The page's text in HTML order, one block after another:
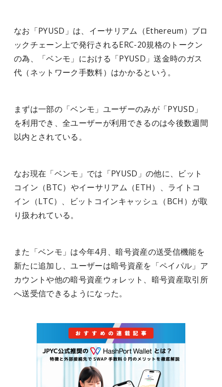
なお「PYUSD」は、イーサリアム（Ethereum）ブロ
ックチェーン上で発行されるERC-20規格のトークン
の為、「ベンモ」における「PYUSD」送金時のガス
代（ネットワーク手数料）はかかるという。
まずは一部の「ベンモ」ユーザーのみが「PYUSD」
を利用でき、全ユーザーが利用できるのは今後数週間
以内とされている。
なお現在「ベンモ」では「PYUSD」の他に、ビット
コイン（BTC）やイーサリアム（ETH）、ライトコ
イン（LTC）、ビットコインキャッシュ（BCH）が取
り扱われている。
また「ベンモ」は今年4月、暗号資産の送受信機能を
新たに追加し、ユーザーは暗号資産を「ペイパル」ア
カウントや他の暗号資産ウォレット、暗号資産取引所
へ送受信できるようになった。